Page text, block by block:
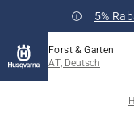
5%
Forst & Garten
AT, Deutsch